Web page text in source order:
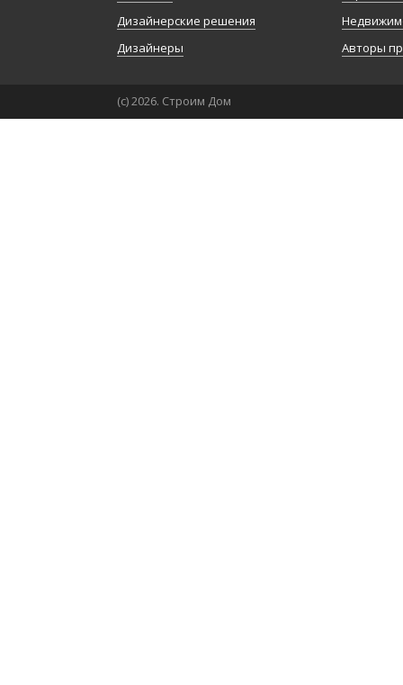
Дизайнерские решения
Дизайнеры
Авторы
(с) 2026. Строим Дом